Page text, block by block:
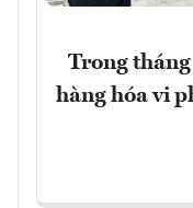
Trong
hàng hóa vi